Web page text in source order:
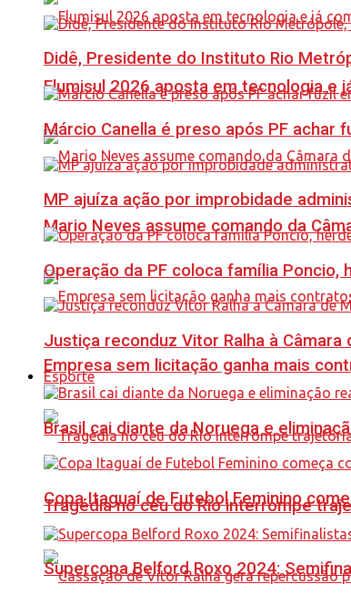
Flumisul 2026 aposta em tecnologia e
Mario Neves assume comando da
Empresa sem licitação ganha mais
Tragédia no céu do Rio interrompe
Didê, Presidente do Instituto Rio
Márcio Canella é preso após PF achar
MP ajuíza ação por improbidade
Operação da PF coloca família
Justiça reconduz Vitor Ralha à Câmara
Esporte
Brasil cai diante da Noruega e
Copa Itaguaí de Futebol Feminino
Supercopa Belford Roxo 2024: